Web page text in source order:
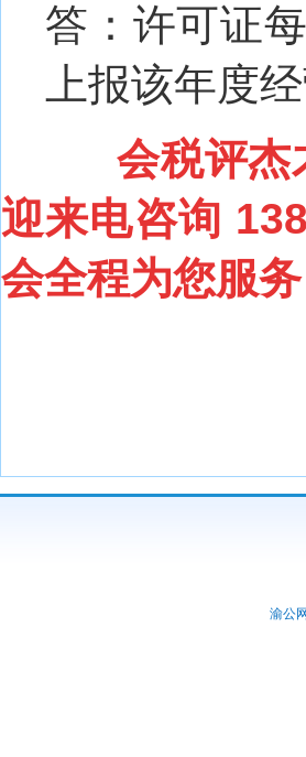
答：许可证
上报该年度
会税评杰
迎来电咨询
会全程为您服务
渝公